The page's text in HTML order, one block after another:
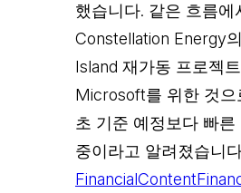
했습니다. 같은 흐름에
Constellation Energy
Island 재가동 프로젝
Microsoft를 위한 것으
초 기준 예정보다 빠른
중이라고 알려졌습니
FinancialContent